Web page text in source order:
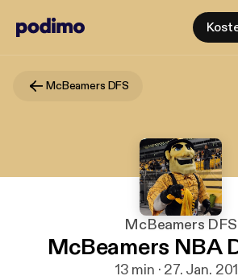
McBeamers DFS
McBeamers DFS
McBeamers NBA
13 min · 27. Jan.